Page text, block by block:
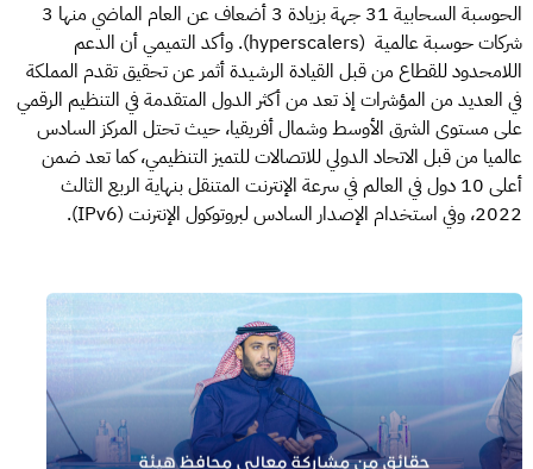
الحوسبة السحابية 31 جهة بزيادة 3 أضعاف عن العام الماضي منها 3
شركات حوسبة عالمية (hyperscalers). وأكد التميمي أن الدعم
اللامحدود للقطاع من قبل القيادة الرشيدة أثمر عن تحقيق تقدم المملكة
في العديد من المؤشرات إذ تعد من أكثر الدول المتقدمة في التنظيم الرقمي
على مستوى الشرق الأوسط وشمال أفريقيا، حيث تحتل المركز السادس
عالميا من قبل الاتحاد الدولي للاتصالات للتميز التنظيمي، كما تعد ضمن
أعلى 10 دول في العالم في سرعة الإنترنت المتنقل بنهاية الربع الثالث
2022، وفي استخدام الإصدار السادس لبروتوكول الإنترنت (IPv6).